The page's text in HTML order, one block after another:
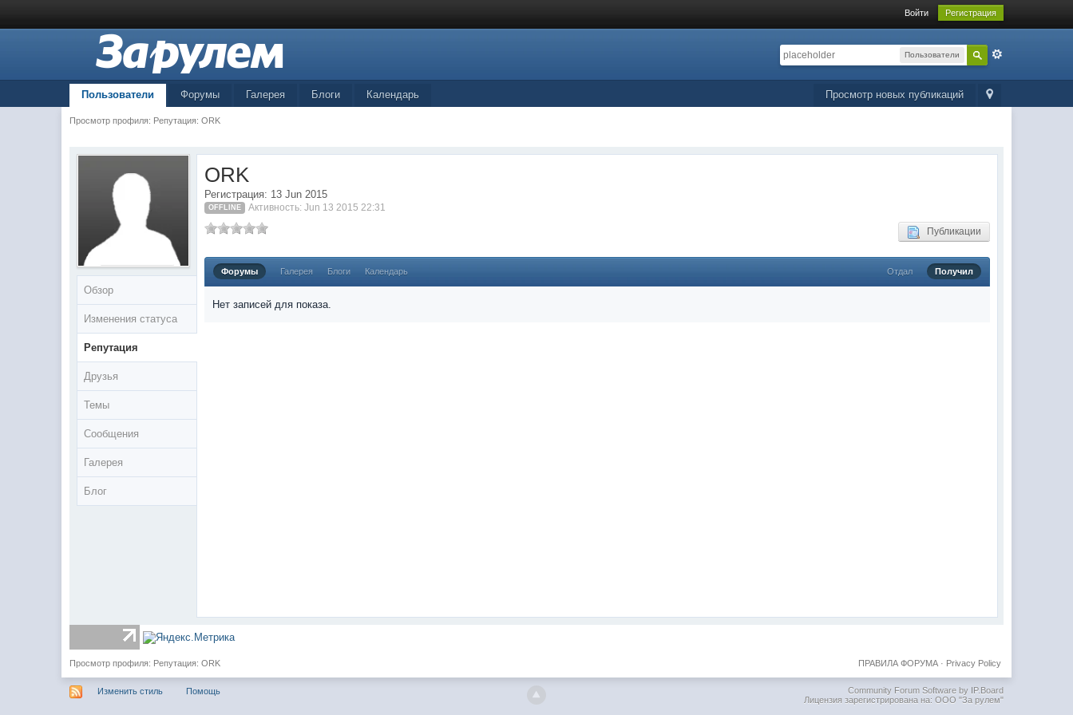
Войти Регистрация
Пользователи
Просмотр новых публикаций
Пользователи Форумы Галерея Блоги Календарь
Просмотр профиля: Репутация: ORK
Обзор
Изменения статуса
Репутация
Друзья
Темы
Сообщения
Галерея
Блог
ORK
Регистрация: 13 Jun 2015
OFFLINE Активность: Jun 13 2015 22:31
Публикации
Форумы Галерея Блоги Календарь Отдал Получил
Нет записей для показа.
Просмотр профиля: Репутация: ORK Privacy Policy
ПРАВИЛА ФОРУМА·
Изменить стиль Помощь
Community Forum Software by IP.Board
Лицензия зарегистрирована на: ООО "За рулем"